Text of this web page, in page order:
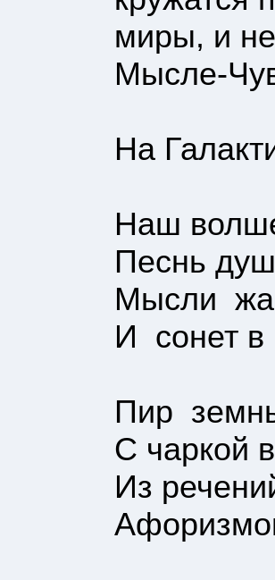
миры, и
Мысле-
На
Наш
Песнь
Мысли
И сонет
Пир
С чаркой
Из